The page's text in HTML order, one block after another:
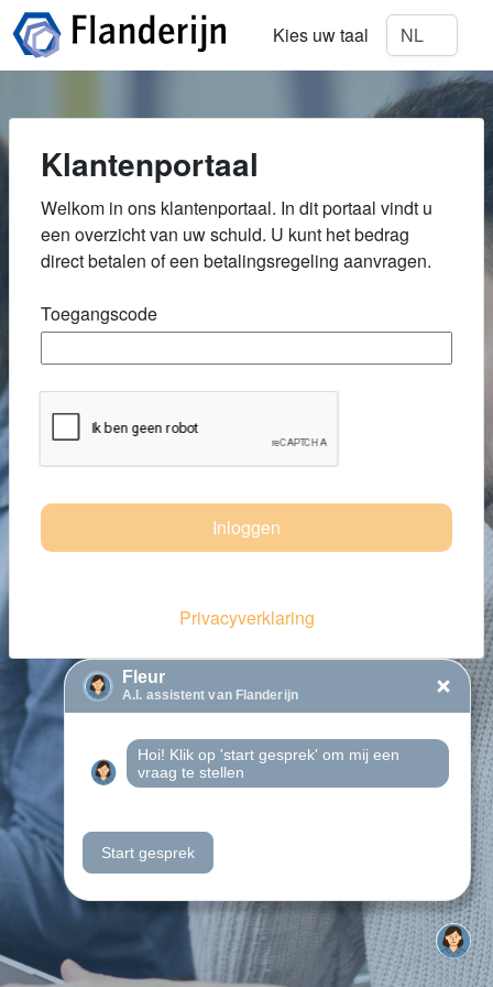
Kies uw taal
Klantenportaal
Welkom in ons klantenportaal. In dit portaal vindt u
een overzicht van uw schuld. U kunt het bedrag
direct betalen of een betalingsregeling aanvragen.
Toegangscode
Inloggen
Privacyverklaring